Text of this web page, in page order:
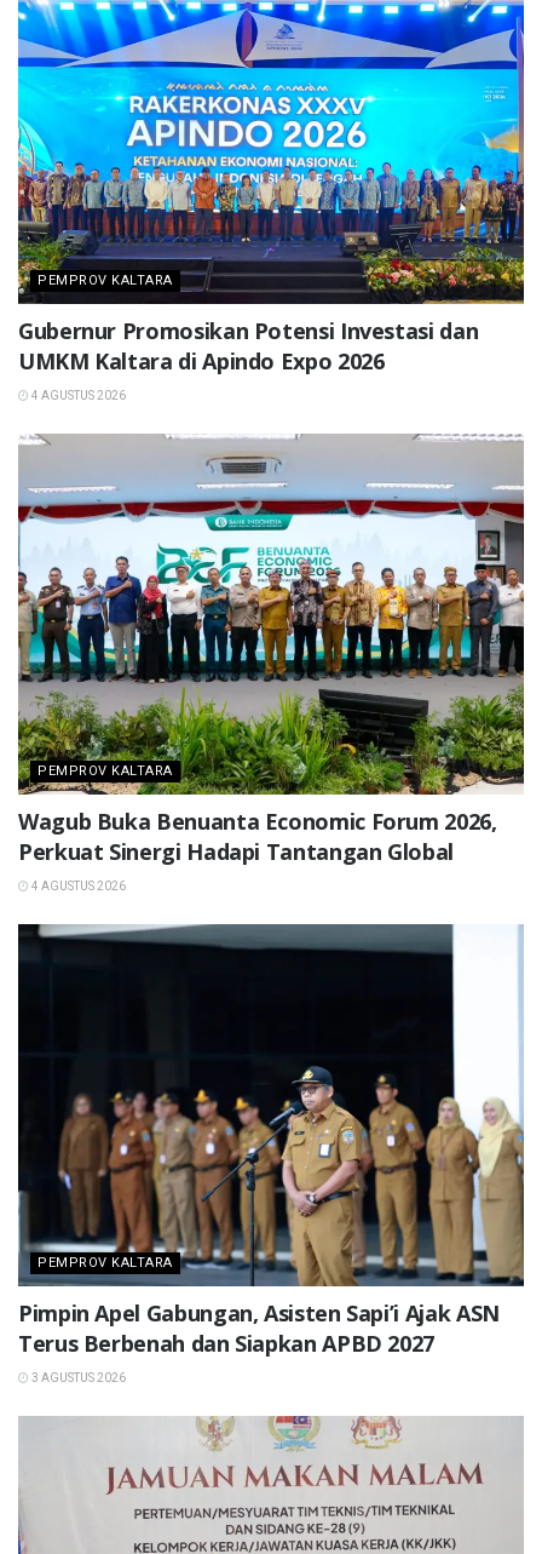
PEMPROV KALTARA
Gubernur Promosikan Potensi Investasi dan
UMKM Kaltara di Apindo Expo 2026
4 AGUSTUS 2026
PEMPROV KALTARA
Wagub Buka Benuanta Economic Forum 2026,
Perkuat Sinergi Hadapi Tantangan Global
4 AGUSTUS 2026
PEMPROV KALTARA
Pimpin Apel Gabungan, Asisten Sapi’i Ajak ASN
Terus Berbenah dan Siapkan APBD 2027
3 AGUSTUS 2026